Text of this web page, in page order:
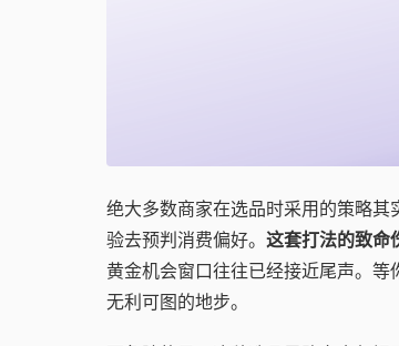
绝大多数商家在选品时采用的策略
验去预判消费偏好。 这套打法的致命
黄金机会窗口往往已经接近尾声。
无利可图的地步。